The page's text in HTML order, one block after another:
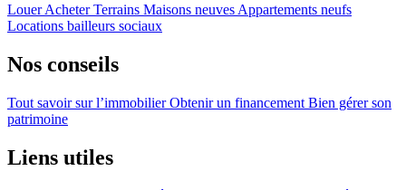
LouerAcheterTerrains Maisons neuves Appartements neufs
Locations bailleurs sociaux
Nos conseils
Tout savoir sur l’immobilierObtenir un financement Bien gérer son
patrimoine
Liens utiles